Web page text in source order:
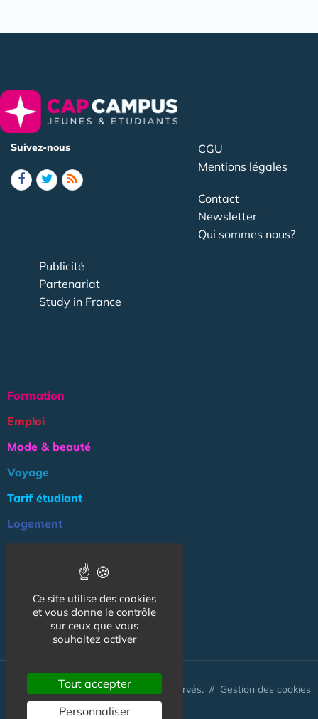
Suivez-nous
CGU
Mentions légales
Contact
Newsletter
Qui sommes nous?
Publicité
Partenariat
Study in France
Formation
Emploi
Mode & beauté
Voyage
Tarif étudiant
Logement
Association
NOS AUTRES SITES :
© CapCampus 2026 - Tous droits réservés. // Gestion des cookies
Ce site utilise des cookies
et vous donne le contrôle
sur ceux que vous
souhaitez activer
Tout accepter
Personnaliser